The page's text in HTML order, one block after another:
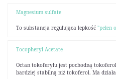
Magnesium sulfate
To substancja regulująca lepkość "pełen
Tocopheryl Acetate
Octan tokoferylu jest pochodną
bardziej stabilną niż tokoferol. Ma